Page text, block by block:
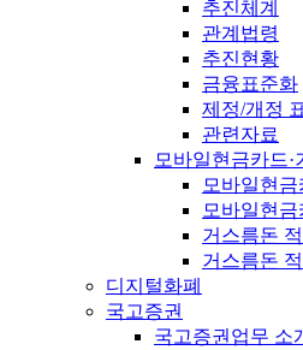
추진체계
관계법령
추진현황
금융표준화
제정/개정
관련자료
모바일현금카드
모바일현
모바일현
거스름돈
거스름돈
디지털화폐
국고증권
국고증권업무 소